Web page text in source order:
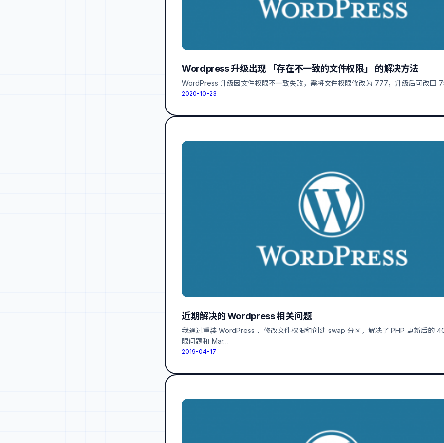
Wordpress 升级出现 「存在不一致的文件权限」 的解决方法
WordPress 升级因文件权限不一致失败，需将文件权限修改为 777，升级后可改回
2020-10-23
近期解决的 Wordpress 相关问题
我通过重装 WordPress 、修改文件权限和创建 swap 分区，解决了 PHP 更新后的
限问题和 Mar…
2019-04-17